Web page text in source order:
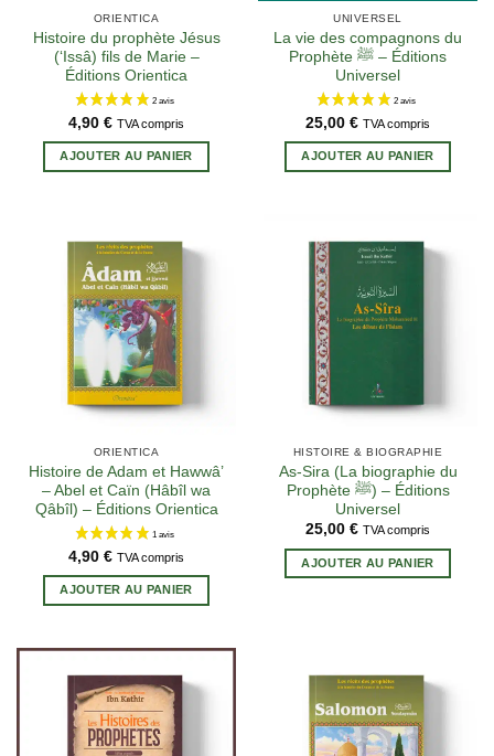
6 avis
ORIENTICA
Histoire du prophète Jésus
(‘Issâ) fils de Marie –
Éditions Orientica
4,90 € TVA compris
AJOUTER AU PANIER
UNIVERSEL
La vie des compagnons du
Prophète ﷺ – Éditions
Universel
25,00 € TVA compris
AJOUTER AU PANIER
ORIENTICA
Histoire de Adam et Hawwâ’
– Abel et Caïn (Hâbîl wa
Qâbîl) – Éditions Orientica
4,90 € TVA compris
AJOUTER AU PANIER
HISTOIRE & BIOGRAPHIE
As-Sira (La biographie du
Prophète ﷺ) – Éditions
Universel
25,00 € TVA compris
AJOUTER AU PANIER